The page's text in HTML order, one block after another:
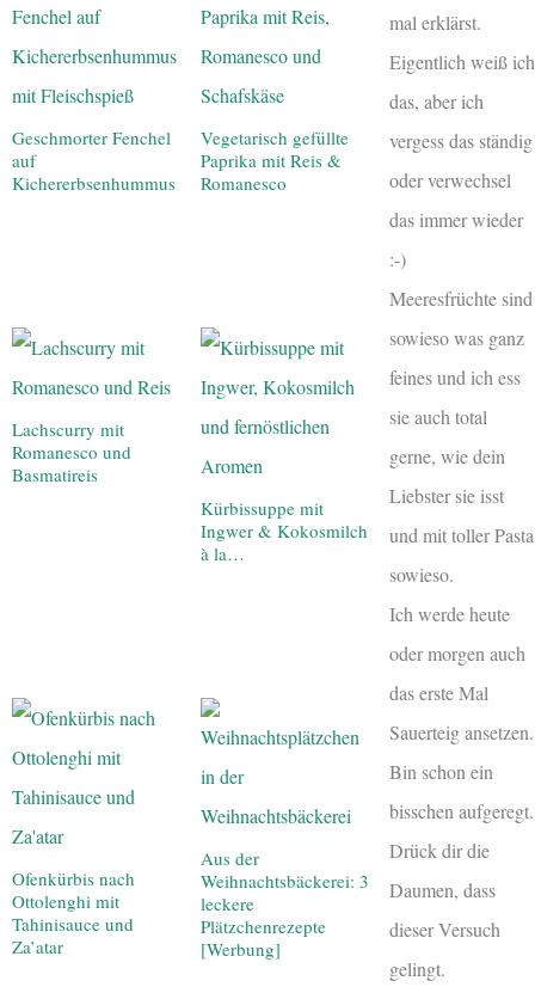
Geschmorter Fenchel
auf
Kichererbsenhummus
Vegetarisch gefüllte
Paprika mit Reis &
Romanesco
Lachscurry mit
Romanesco und
Basmatireis
Kürbissuppe mit
Ingwer & Kokosmilch
à la…
Ofenkürbis nach
Ottolenghi mit
Tahinisauce und
Za’atar
Aus der
Weihnachtsbäckerei: 3
leckere
Plätzchenrezepte
[Werbung]
mal erklärst.
Eigentlich weiß ich
das, aber ich
vergess das ständig
oder verwechsel
das immer wieder
:-)
Meeresfrüchte sind
sowieso was ganz
feines und ich ess
sie auch total
gerne, wie dein
Liebster sie isst
und mit toller Pasta
sowieso.
Ich werde heute
oder morgen auch
das erste Mal
Sauerteig ansetzen.
Bin schon ein
bisschen aufgeregt.
Drück dir die
Daumen, dass
dieser Versuch
gelingt.